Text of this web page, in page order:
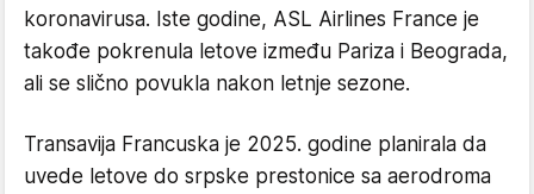
koronavirusa. Iste godine, ASL Airlines France je
takođe pokrenula letove između Pariza i Beograda,
ali se slično povukla nakon letnje sezone.
Transavija Francuska je 2025. godine planirala da
uvede letove do srpske prestonice sa aerodroma